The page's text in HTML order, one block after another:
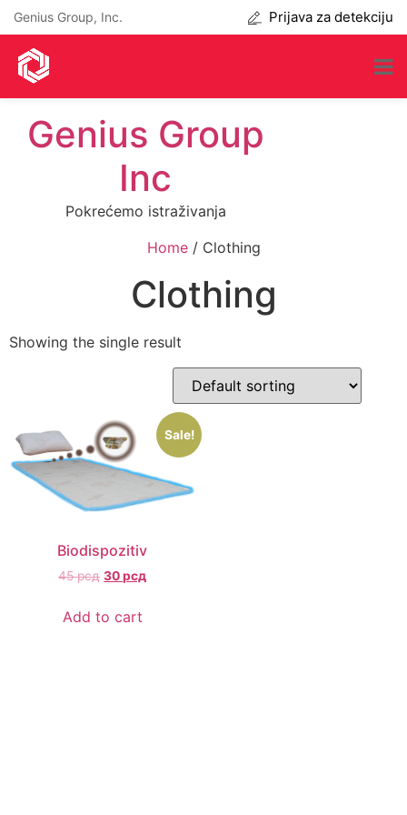
Genius Group, Inc. Prijava za detekciju
Genius Group
Inc
Pokrećemo istraživanja
Home/ Clothing
Clothing
Showing the single result
Sale!
Biodispozitiv
45рсд 30рсд
Add to cart